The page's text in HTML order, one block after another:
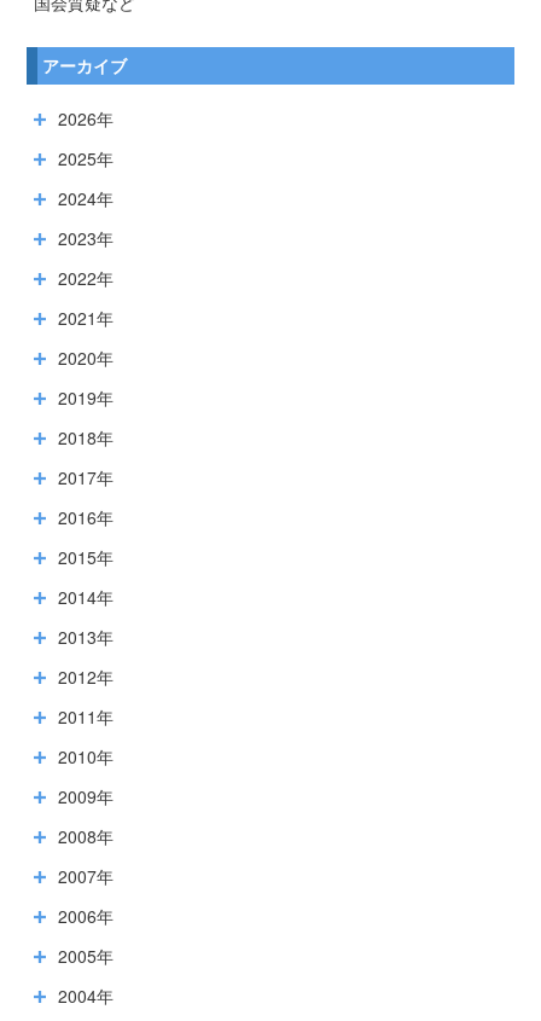
アーカイブ
2026年
2025年
2024年
2023年
2022年
2021年
2020年
2019年
2018年
2017年
2016年
2015年
2014年
2013年
2012年
2011年
2010年
2009年
2008年
2007年
2006年
2005年
2004年